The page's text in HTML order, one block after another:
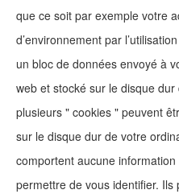
que ce soit par exemple votre
d’environnement par
un bloc de données envoyé à
web et stocké sur le disque
plusieurs " cookies " peuvent
sur le disque dur de votre
comportent aucune
permettre de vous identifier.